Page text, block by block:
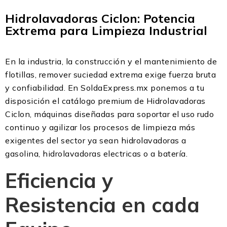
Hidrolavadoras Ciclon: Potencia
Extrema para Limpieza Industrial
En la industria, la construcción y el mantenimiento de
flotillas, remover suciedad extrema exige fuerza bruta
y confiabilidad. En SoldaExpress.mx ponemos a tu
disposición el catálogo premium de Hidrolavadoras
Ciclon, máquinas diseñadas para soportar el uso rudo
continuo y agilizar los procesos de limpieza más
exigentes del sector ya sean hidrolavadoras a
gasolina, hidrolavadoras electricas o a batería.
Eficiencia y
Resistencia en cada